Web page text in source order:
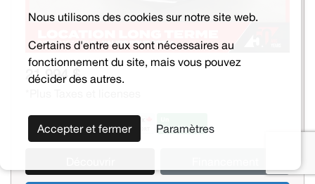
21 994 $
Nous utilisons des cookies sur notre site web.
Certains d'entre eux sont nécessaires au
fonctionnement du site, mais vous pouvez
décider des autres.
Accepter et fermer Paramètres